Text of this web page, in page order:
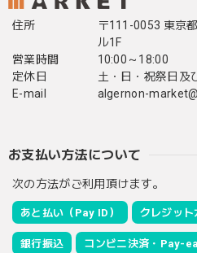
住所
〒111-0053 東京
ル1F
営業時間
10:00～18:00
定休日
土・日・祝祭日及
E-mail
algernon-
お支払い方法について
次の方法がご利用頂けます。
あと払い（Pay ID） クレジット
銀行振込 コンビニ決済・Pay-